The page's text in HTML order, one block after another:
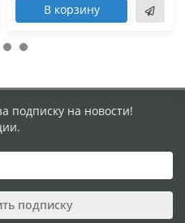
В корзину
подписку на новости!
подписку